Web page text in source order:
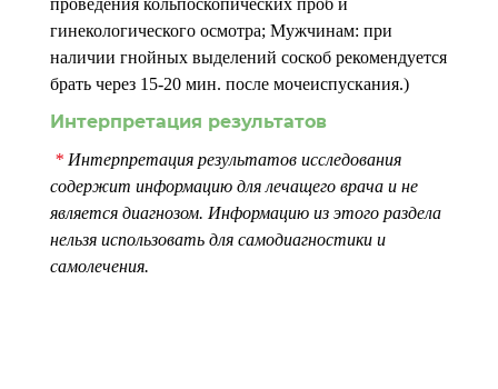
проведения кольпоскопических проб и
гинекологического осмотра; Мужчинам: при
наличии гнойных выделений соскоб рекомендуется
брать через 15-20 мин. после мочеиспускания.)
Интерпретация результатов
* Интерпретация результатов исследования
содержит информацию для лечащего врача и не
является диагнозом. Информацию из этого раздела
нельзя использовать для самодиагностики и
самолечения.